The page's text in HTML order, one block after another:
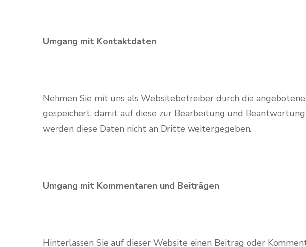
Umgang mit Kontaktdaten
Nehmen Sie mit uns als Websitebetreiber durch die
gespeichert, damit auf diese zur Bearbeitung und
werden diese Daten nicht an Dritte weitergegeben.
Umgang mit Kommentaren und Beiträgen
Hinterlassen Sie auf dieser Website einen Beitrag oder